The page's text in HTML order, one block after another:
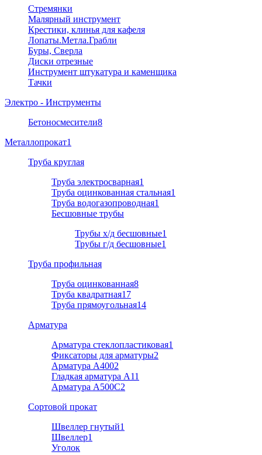
Стремянки
Малярный инструмент
Крестики, клинья для кафеля
Лопаты.Метла.Грабли
Буры, Сверла
Диски отрезные
Инструмент штукатура и каменщика
Тачки
Электро - Инструменты
Бетоносмесители8
Металлопрокат1
Труба круглая
Труба электросварная1
Труба оцинкованная стальная1
Труба водогазопроводная1
Бесшовные трубы
Трубы х/д бесшовные1
Трубы г/д бесшовные1
Труба профильная
Труба оцинкованная8
Труба квадратная17
Труба прямоугольная14
Арматура
Арматура стеклопластиковая1
Фиксаторы для арматуры2
Арматура А4002
Гладкая арматура А11
Арматура A500C2
Cортовой прокат
Швеллер гнутый1
Швеллер1
Уголок